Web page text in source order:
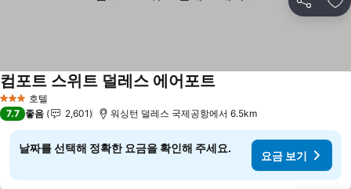
공유 즐
3 성급 호텔
컴포트 스위트 덜레스 에어포트
7.7 좋음 2,601 워싱턴 덜레스 국제공항에서 6.5km
날짜를 선택해 정확한 요금을 확인해 주세요.
요금 보기